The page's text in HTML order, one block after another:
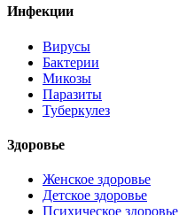
Инфекции
Вирусы
Бактерии
Микозы
Паразиты
Туберкулез
Здоровье
Женское здоровье
Детское здоровье
Психическое здоровье